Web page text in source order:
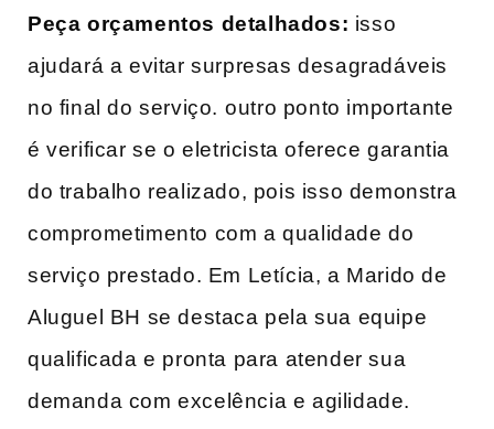
Peça orçamentos detalhados: isso
ajudará a evitar surpresas desagradáveis
no final do serviço.⁣ outro ponto importante
é verificar se o eletricista oferece garantia
do trabalho realizado, pois isso demonstra
comprometimento com‌ a qualidade do
serviço prestado. Em Letícia, a Marido de
Aluguel BH se destaca‌ pela sua equipe
qualificada e pronta para ‍atender sua
demanda com excelência e agilidade.